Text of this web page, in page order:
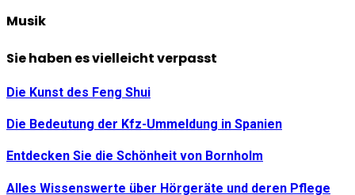
Musik
Sie haben es vielleicht verpasst
Die Kunst des Feng Shui
Die Bedeutung der Kfz-Ummeldung in Spanien
Entdecken Sie die Schönheit von Bornholm
Alles Wissenswerte über Hörgeräte und deren Pflege